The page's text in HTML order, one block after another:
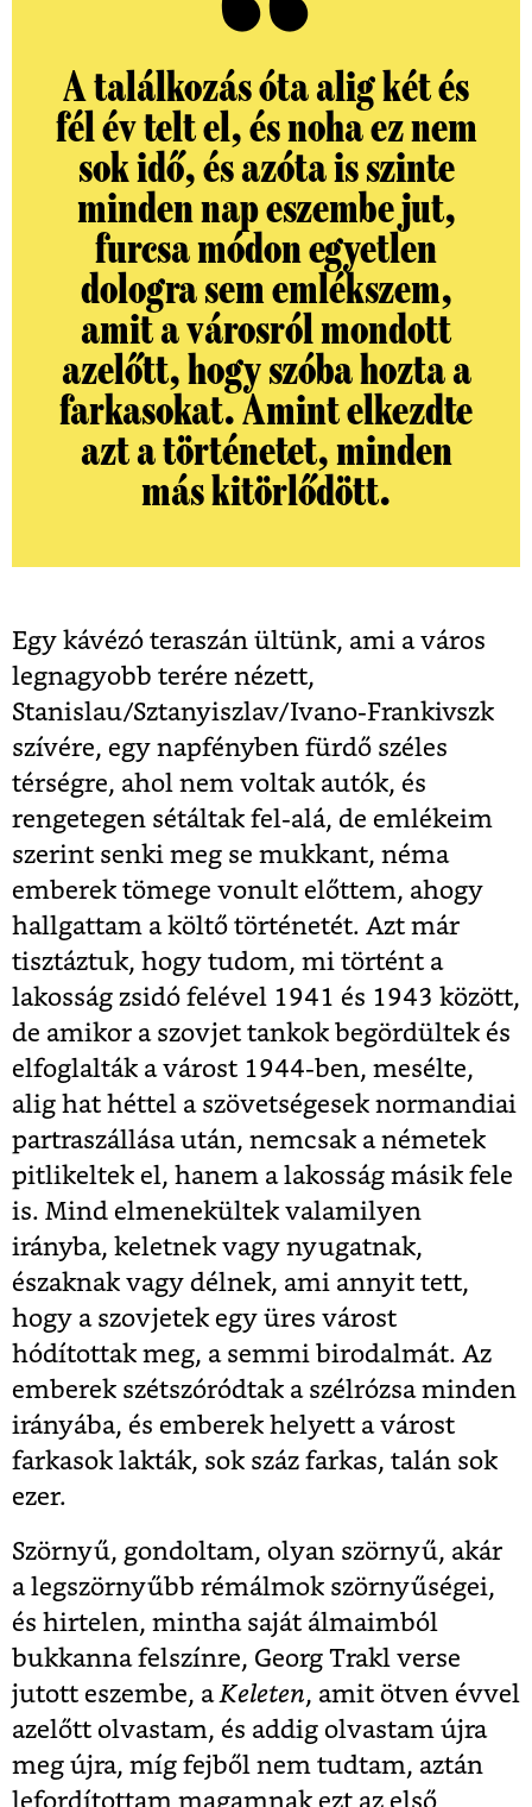
A találkozás óta alig két és
fél év telt el, és noha ez nem
sok idő, és azóta is szinte
minden nap eszembe jut,
furcsa módon egyetlen
dologra sem emlékszem,
amit a városról mondott
azelőtt, hogy szóba hozta a
farkasokat. Amint elkezdte
azt a történetet, minden
más kitörlődött.
Egy kávézó teraszán ültünk, ami a város
legnagyobb terére nézett,
Stanislau/Sztanyiszlav/Ivano-Frankivszk
szívére, egy napfényben fürdő széles
térségre, ahol nem voltak autók, és
rengetegen sétáltak fel-alá, de emlékeim
szerint senki meg se mukkant, néma
emberek tömege vonult előttem, ahogy
hallgattam a költő történetét. Azt már
tisztáztuk, hogy tudom, mi történt a
lakosság zsidó felével 1941 és 1943 között,
de amikor a szovjet tankok begördültek és
elfoglalták a várost 1944-ben, mesélte,
alig hat héttel a szövetségesek normandiai
partraszállása után, nemcsak a németek
pitlikeltek el, hanem a lakosság másik fele
is. Mind elmenekültek valamilyen
irányba, keletnek vagy nyugatnak,
északnak vagy délnek, ami annyit tett,
hogy a szovjetek egy üres várost
hódítottak meg, a semmi birodalmát. Az
emberek szétszóródtak a szélrózsa minden
irányába, és emberek helyett a várost
farkasok lakták, sok száz farkas, talán sok
ezer.
Szörnyű, gondoltam, olyan szörnyű, akár
a legszörnyűbb rémálmok szörnyűségei,
és hirtelen, mintha saját álmaimból
bukkanna felszínre, Georg Trakl verse
jutott eszembe, aKeleten, amit ötven évvel
azelőtt olvastam, és addig olvastam újra
meg újra, míg fejből nem tudtam, aztán